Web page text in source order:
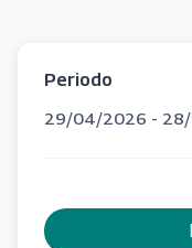
Periodo
29/04/2026 -